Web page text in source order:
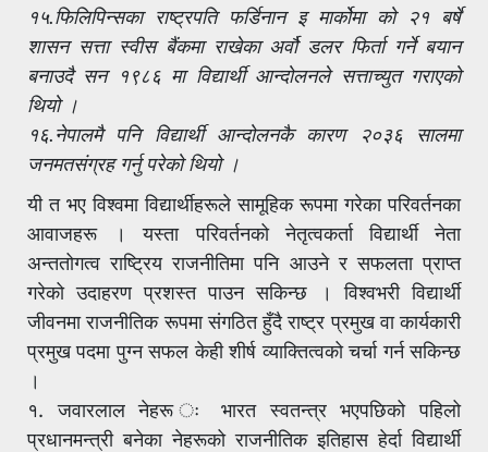
१५.फिलिपिन्सका राष्ट्रपति फर्डिनान इ मार्कोमा को २१ बर्षे
शासन सत्ता स्वीस बैंकमा राखेका अर्वौ डलर फिर्ता गर्ने बयान
बनाउदै सन १९८६ मा विद्यार्थी आन्दोलनले सत्ताच्युत गराएको
थियो ।
१६.नेपालमै पनि विद्यार्थी आन्दोलनकै कारण २०३६ सालमा
जनमतसंग्रह गर्नु परेको थियो ।
यी त भए विश्वमा विद्यार्थीहरूले सामूहिक रूपमा गरेका परिवर्तनका
आवाजहरू । यस्ता परिवर्तनको नेतृत्वकर्ता विद्यार्थी नेता
अन्ततोगत्व राष्ट्रिय राजनीतिमा पनि आउने र सफलता प्राप्त
गरेको उदाहरण प्रशस्त पाउन सकिन्छ । विश्वभरी विद्यार्थी
जीवनमा राजनीतिक रूपमा संगठित हुँदै राष्ट्र प्रमुख वा कार्यकारी
प्रमुख पदमा पुग्न सफल केही शीर्ष व्याक्तित्वको चर्चा गर्न सकिन्छ
।
१. जवारलाल नेहरू ः भारत स्वतन्त्र भएपछिको पहिलो
प्रधानमन्त्री बनेका नेहरूको राजनीतिक इतिहास हेर्दा विद्यार्थी